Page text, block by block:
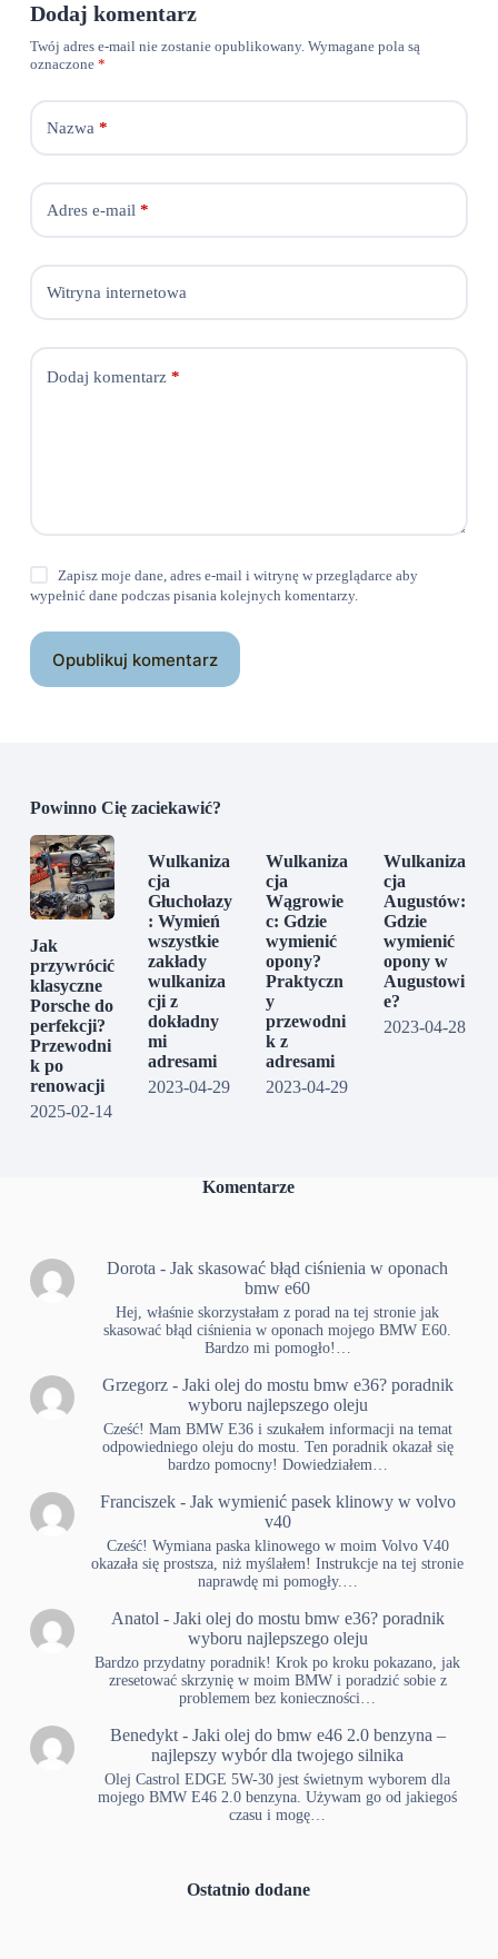
Dodaj komentarz
Twój adres e-mail nie zostanie opublikowany. Wymagane pola są
oznaczone *
Nazwa *
Adres e-mail *
Witryna internetowa
Dodaj komentarz*
Zapisz moje dane, adres e-mail i witrynę w przeglądarce aby
wypełnić dane podczas pisania kolejnych komentarzy.
Opublikuj komentarz
Powinno Cię zaciekawić?
Jak
przywrócić
klasyczne
Porsche do
perfekcji?
Przewodni
k po
renowacji
2025-02-14
Wulkaniza
cja
Głuchołazy
: Wymień
wszystkie
zakłady
wulkaniza
cji z
dokładny
mi
adresami
2023-04-29
Wulkaniza
cja
Wągrowie
c: Gdzie
wymienić
opony?
Praktyczn
y
przewodni
k z
adresami
2023-04-29
Wulkaniza
cja
Augustów:
Gdzie
wymienić
opony w
Augustowi
e?
2023-04-28
Komentarze
Dorota -Jak skasować błąd ciśnienia w oponach
bmw e60
Hej, właśnie skorzystałam z porad na tej stronie jak
skasować błąd ciśnienia w oponach mojego BMW E60.
Bardzo mi pomogło!…
Grzegorz- Jaki olej do mostu bmw e36? poradnik
wyboru najlepszego oleju
Cześć! Mam BMW E36 i szukałem informacji na temat
odpowiedniego oleju do mostu. Ten poradnik okazał się
bardzo pomocny! Dowiedziałem…
Franciszek- Jak wymienić pasek klinowy w volvo
v40
Cześć! Wymiana paska klinowego w moim Volvo V40
okazała się prostsza, niż myślałem! Instrukcje na tej stronie
naprawdę mi pomogły.…
Anatol - Jaki olej do mostu bmw e36? poradnik
wyboru najlepszego oleju
Bardzo przydatny poradnik! Krok po kroku pokazano, jak
zresetować skrzynię w moim BMW i poradzić sobie z
problemem bez konieczności…
Benedykt- Jaki olej do bmw e46 2.0 benzyna –
najlepszy wybór dla twojego silnika
Olej Castrol EDGE 5W-30 jest świetnym wyborem dla
mojego BMW E46 2.0 benzyna. Używam go od jakiegoś
czasu i mogę…
Ostatnio dodane